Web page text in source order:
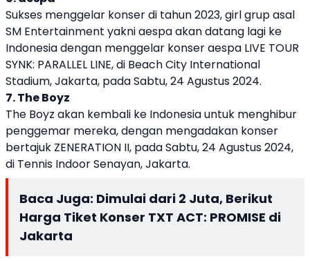
Sukses menggelar konser di tahun 2023, girl grup asal
SM Entertainment yakni aespa akan datang lagi ke
Indonesia dengan menggelar konser aespa LIVE TOUR
SYNK: PARALLEL LINE, di Beach City International
Stadium, Jakarta, pada Sabtu, 24 Agustus 2024.
7. The Boyz
The Boyz akan kembali ke Indonesia untuk menghibur
penggemar mereka, dengan mengadakan konser
bertajuk ZENERATION II, pada Sabtu, 24 Agustus 2024,
di Tennis Indoor Senayan, Jakarta.
Baca Juga: Dimulai dari 2 Juta, Berikut
Harga Tiket Konser TXT ACT: PROMISE di
Jakarta